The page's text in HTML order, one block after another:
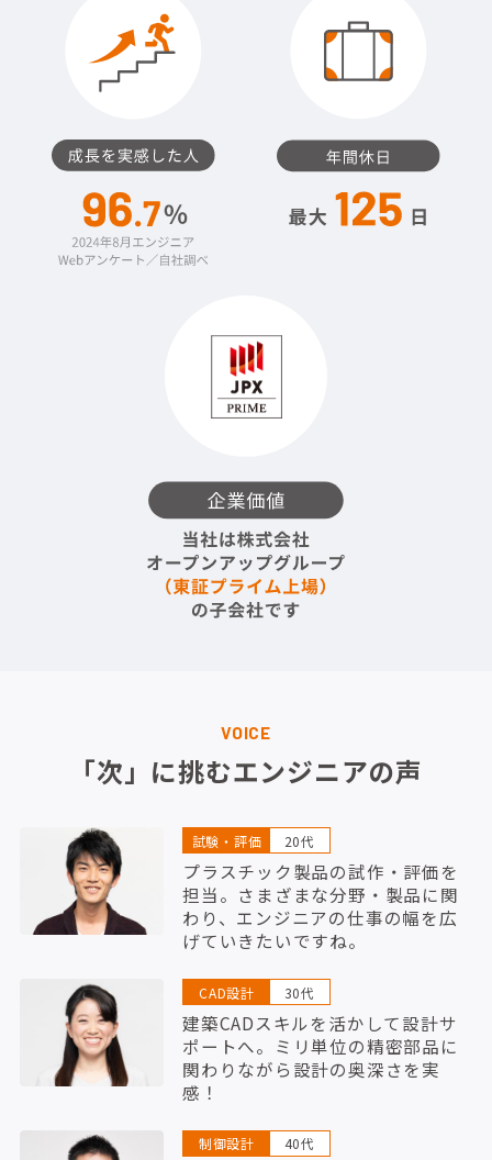
VOICE
「次」に挑むエンジニアの声
試験・評価 20代
プラスチック製品の試作・評価を
担当。さまざまな分野・製品に関
わり、エンジニアの仕事の幅を広
げていきたいですね。
CAD設計 30代
建築CADスキルを活かして設計サ
ポートへ。ミリ単位の精密部品に
関わりながら設計の奥深さを実
感！
制御設計 40代